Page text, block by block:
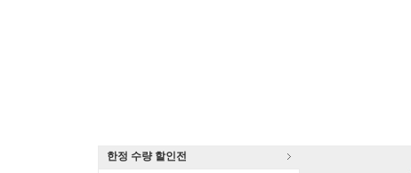
한정 수량 할인전